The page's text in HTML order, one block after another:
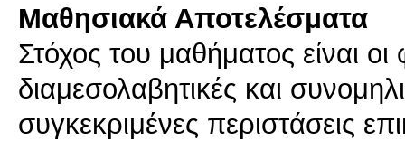
Μαθησιακά Αποτελέσματα
Στόχος του μαθήματος είναι οι
διαμεσολαβητικές και
συγκεκριμένες περιστάσεις